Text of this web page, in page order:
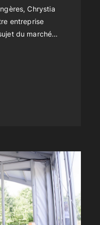
Chrystia
entreprise
du marché